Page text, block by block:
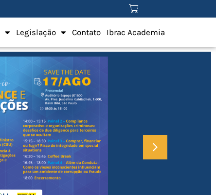
Legislação Contato Ibrac Academia